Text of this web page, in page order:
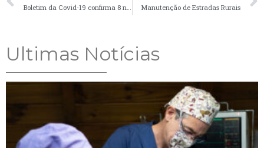
Boletim da Covid-19 confirma 8 novos casos em Palmeira na última semana
Manutenção de Estradas Rurais
Ultimas Notícias